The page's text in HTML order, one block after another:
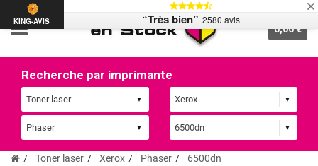
0,00 €
Recherche par imprimante
Toner laser Xerox Phaser
6500dn
KING-AVIS “Très bien” 2580 avis